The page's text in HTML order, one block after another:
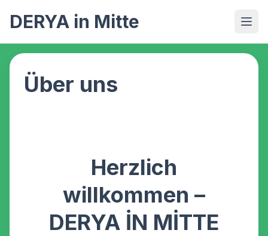
DERYA in Mitte
Über uns
Herzlich
willkommen –
DERYA İN MİTTE